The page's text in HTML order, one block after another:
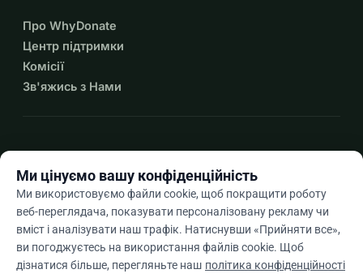
Про WhyDonate
Центр підтримки
Комісії
Зв'яжись з Нами
Ukarrow_drop_down
★★★★★4,9 / 5 на основі 500+ відгуків
Ми цінуємо вашу конфіденційність
Ми використовуємо файли cookie, щоб покращити роботу
веб-переглядача, показувати персоналізовану рекламу чи
вміст і аналізувати наш трафік. Натиснувши «Прийняти все»,
ви погоджуєтесь на використання файлів cookie. Щоб
дізнатися більше, перегляньте наш політика конфіденційності